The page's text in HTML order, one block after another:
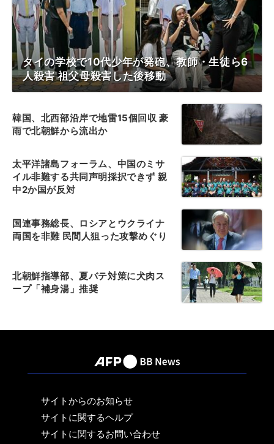
タイの学校で10代少年が発砲、教師・生徒ら6
人殺害 祖父母殺害した後移動
韓国、北西部沿岸で地雷15個回収 豪
雨で北朝鮮から流出か
太平洋諸島フォーラム、中国のミサ
イル非難する共同声明採択できず 親
中2か国が反対
国連事務総長、ロシアとウクライナ
両国を非難 民間人狙った攻撃めぐり
北朝鮮指導部、夏バテ対策に犬肉ス
ープ「補身湯」推奨
サイトからのお知らせ
サイトに関するヘルプ
サイトに関するお問い合わせ